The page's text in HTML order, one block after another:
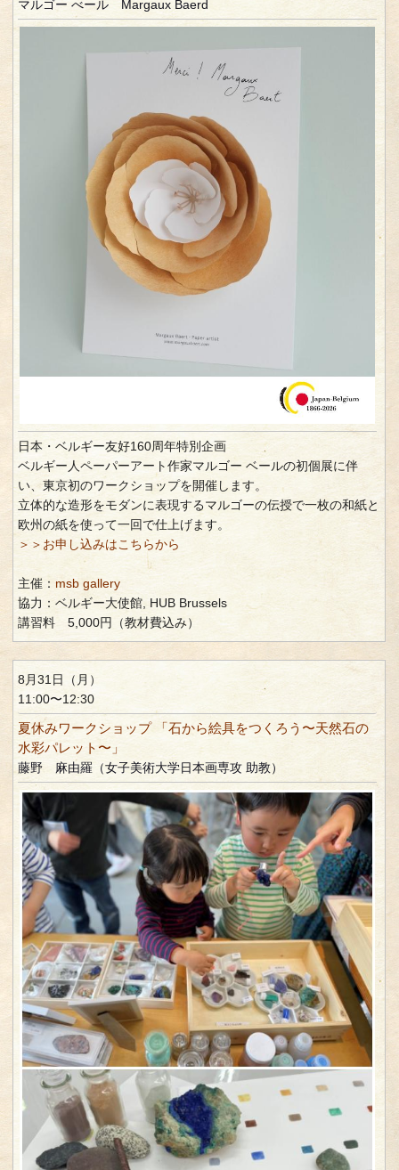
マルゴー べール Margaux Baerd
日本・ベルギー友好160周年特別企画
ベルギー人ペーパーアート作家マルゴー ベールの初個展に伴
い、東京初のワークショップを開催します。
立体的な造形をモダンに表現するマルゴーの伝授で一枚の和紙と
欧州の紙を使って一回で仕上げます。
＞＞お申し込みはこちらから
主催： msb gallery
協力：ベルギー大使館, HUB Brussels
講習料 5,000円（教材費込み）
8月31日（月）
11:00〜12:30
夏休みワークショップ 「石から絵具をつくろう〜天然石の
水彩パレット〜」
藤野 麻由羅（女子美術大学日本画専攻 助教）